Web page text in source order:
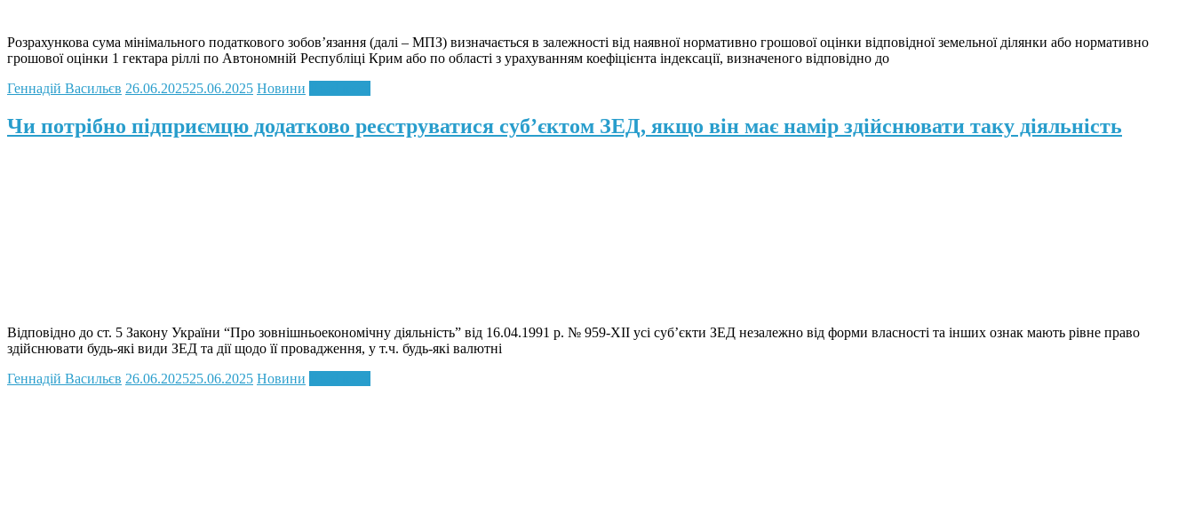
Розрахункова сума мінімального податкового зобов’язання (далі – МПЗ) визначається в залежності від наявної нормативно грошової оцінки відповідної земельної ділянки або нормативно
грошової оцінки 1 гектара ріллі по Автономній Республіці Крим або по області з урахуванням коефіцієнта індексації, визначеного відповідно до
Геннадій Васильєв 26.06.202525.06.2025 Новини
Чи потрібно підприємцю додатково реєструватися суб’єктом ЗЕД, якщо він має намір здійснювати таку діяльність
Відповідно до ст. 5 Закону України “Про зовнішньоекономічну діяльність” від 16.04.1991 р. № 959-ХІІ усі суб’єкти ЗЕД незалежно від форми власності та інших ознак мають рівне право
здійснювати будь-які види ЗЕД та дії щодо її провадження, у т.ч. будь-які валютні
Геннадій Васильєв 26.06.202525.06.2025 Новини